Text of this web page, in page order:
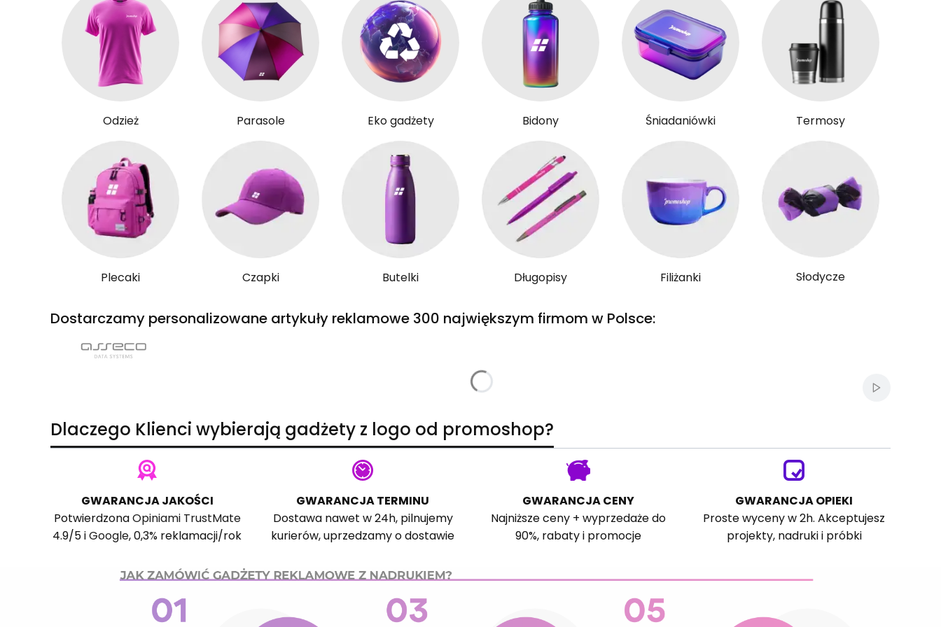
Odzież Parasole Eko gadżety Bidony Śniadaniówki Termosy
Plecaki Czapki Butelki Długopisy Filiżanki Słodycze
Dostarczamy personalizowane artykuły reklamowe 300 największym firmom w Polsce:
Włącz
Dlaczego Klienci wybierają gadżety z logo od promoshop?
GWARANCJA JAKOŚCI
PotwierdzonaOpiniami TrustMate
4.9/5 iGoogle, 0,3% reklamacji/rok
GWARANCJA TERMINU
Dostawa nawet w 24h, pilnujemy
kurierów, uprzedzamy o dostawie
GWARANCJA CENY
Najniższe ceny + wyprzedaże do
90%, rabaty i promocje
GWARANCJA OPIEKI
Proste wyceny w 2h. Akceptujesz
projekty, nadruki i próbki